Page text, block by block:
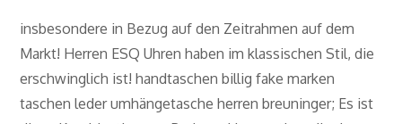
insbesondere in Bezug auf den Zeitrahmen auf dem
Markt! Herren ESQ Uhren haben im klassischen Stil, die
erschwinglich ist! handtaschen billig fake marken
taschen leder umhängetasche herren breuninger; Es ist